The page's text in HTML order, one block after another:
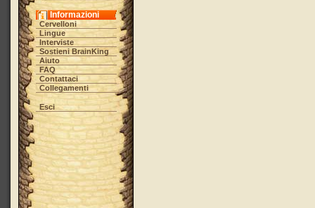
Informazioni
Cervelloni
Lingue
Interviste
Sostieni BrainKing
Aiuto
FAQ
Contattaci
Collegamenti
Esci